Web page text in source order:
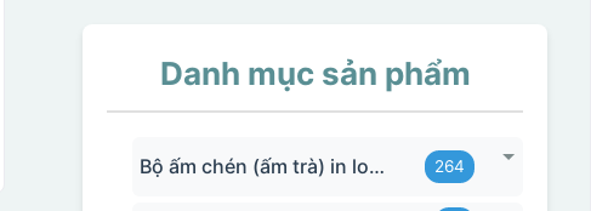
Danh mục sản phẩm
Bộ ấm chén (ấm trà) in logo 264